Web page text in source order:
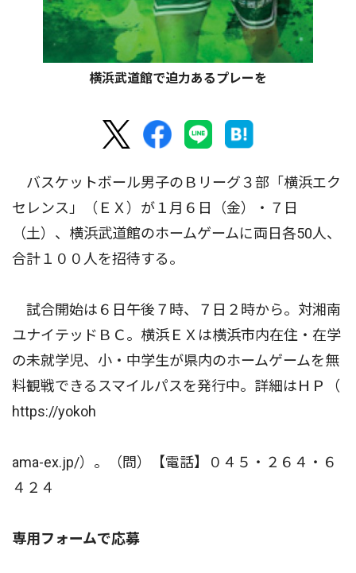
横浜武道館で迫力あるプレーを
バスケットボール男子のＢリーグ３部「横浜エク
セレンス」（ＥＸ）が１月６日（金）・７日
（土）、横浜武道館のホームゲームに両日各50人、
合計１００人を招待する。
試合開始は６日午後７時、７日２時から。対湘南
ユナイテッドＢＣ。横浜ＥＸは横浜市内在住・在学
の未就学児、小・中学生が県内のホームゲームを無
料観戦できるスマイルパスを発行中。詳細はＨＰ（
https://yokoh
ama-ex.jp/）。（問）【電話】０４５・２６４・６
４２４
専用フォームで応募